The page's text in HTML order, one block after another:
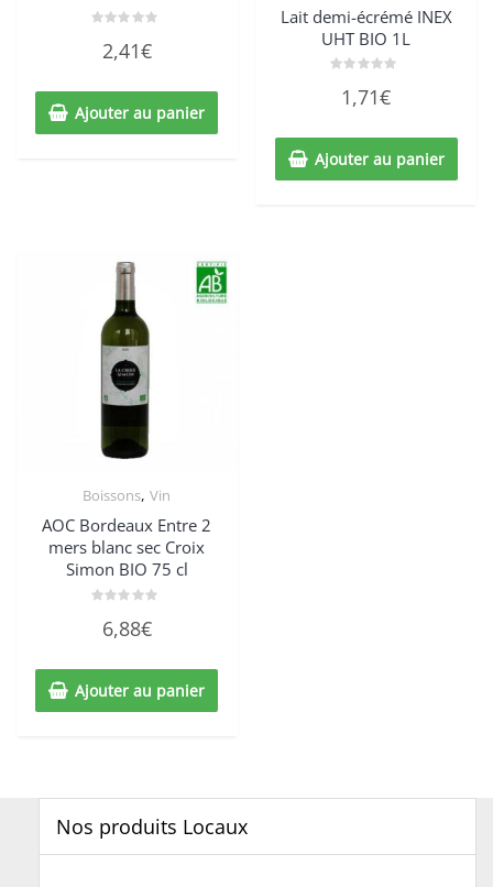
sur
2,41€
Ajouter au panier
Lait demi-écrémé INEX
UHT BIO 1L
sur
1,71€
Ajouter au panier
Boissons,Vin
AOC Bordeaux Entre 2
mers blanc sec Croix
Simon BIO 75 cl
sur
6,88€
Ajouter au panier
Nos produits Locaux